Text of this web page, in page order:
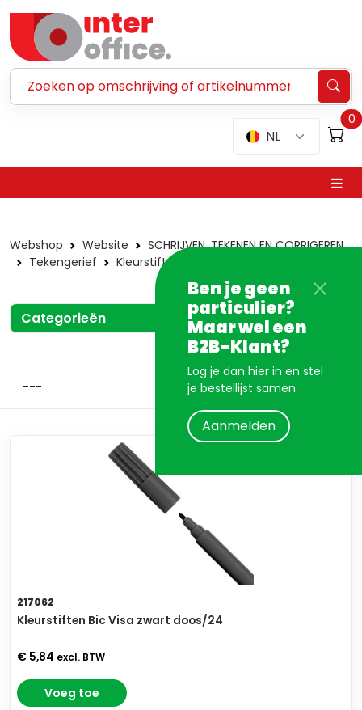
NL
0
Ben je geen
particulier?
Maar wel een
B2B-Klant?
Log je dan hier in en stel
je bestellijst samen
Aanmelden
Webshop Website
SCHRIJVEN, TEKENEN EN CORRIGEREN
Tekengerief
Kleurstiften
Categorieën
217062
Kleurstiften Bic Visa zwart doos/24
€ 5,84 excl. BTW
Voeg toe